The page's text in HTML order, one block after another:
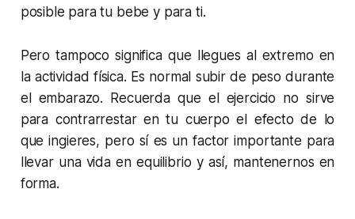
posible para tu bebe y para ti.
Pero tampoco significa que llegues al extremo en
la actividad física. Es normal subir de peso durante
el embarazo. Recuerda que el ejercicio no sirve
para contrarrestar en tu cuerpo el efecto de lo
que ingieres, pero sí es un factor importante para
llevar una vida en equilibrio y así, mantenernos en
forma.